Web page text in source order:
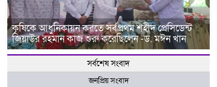
কৃষিকে আধুনিকায়ন করতে সর্বপ্রথম শহীদ প্রেসিডেন্ট
জিয়াউর রহমান কাজ শুরু করেছিলেন -ড. মঈন খান
সর্বশেষ সংবাদ
জনপ্রিয় সংবাদ